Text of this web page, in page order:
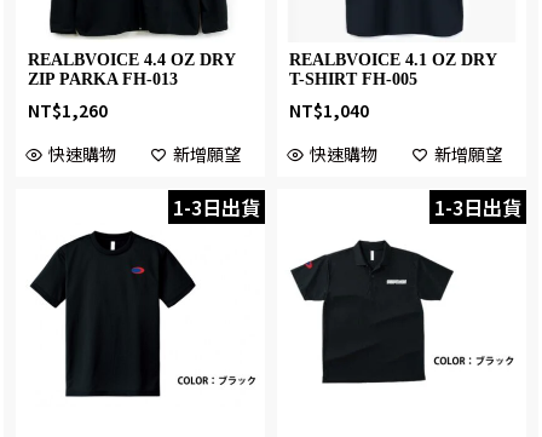
REALBVOICE 4.4 OZ DRY
ZIP PARKA FH-013
NT$1,260
快速購物
新增願望
REALBVOICE 4.1 OZ DRY
T-SHIRT FH-005
NT$1,040
快速購物
新增願望
1-3日出貨 1-3日出貨